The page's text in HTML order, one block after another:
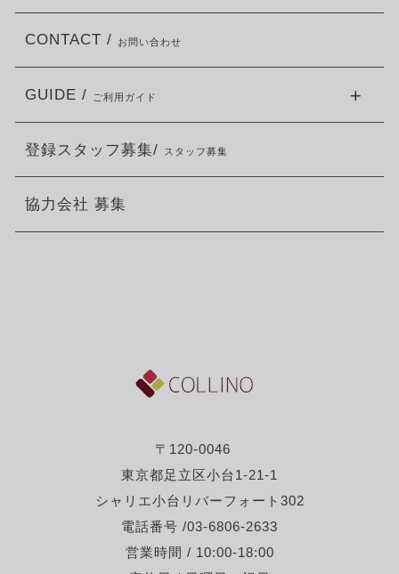
〒120-0046
東京都足立区小台1-21-1
シャリエ小台リバーフォート302
電話番号 /03-6806-2633
営業時間 / 10:00-18:00
CONTACT / お問い合わせ
GUIDE / ご利用ガイド
登録スタッフ募集/ スタッフ募集
協力会社 募集